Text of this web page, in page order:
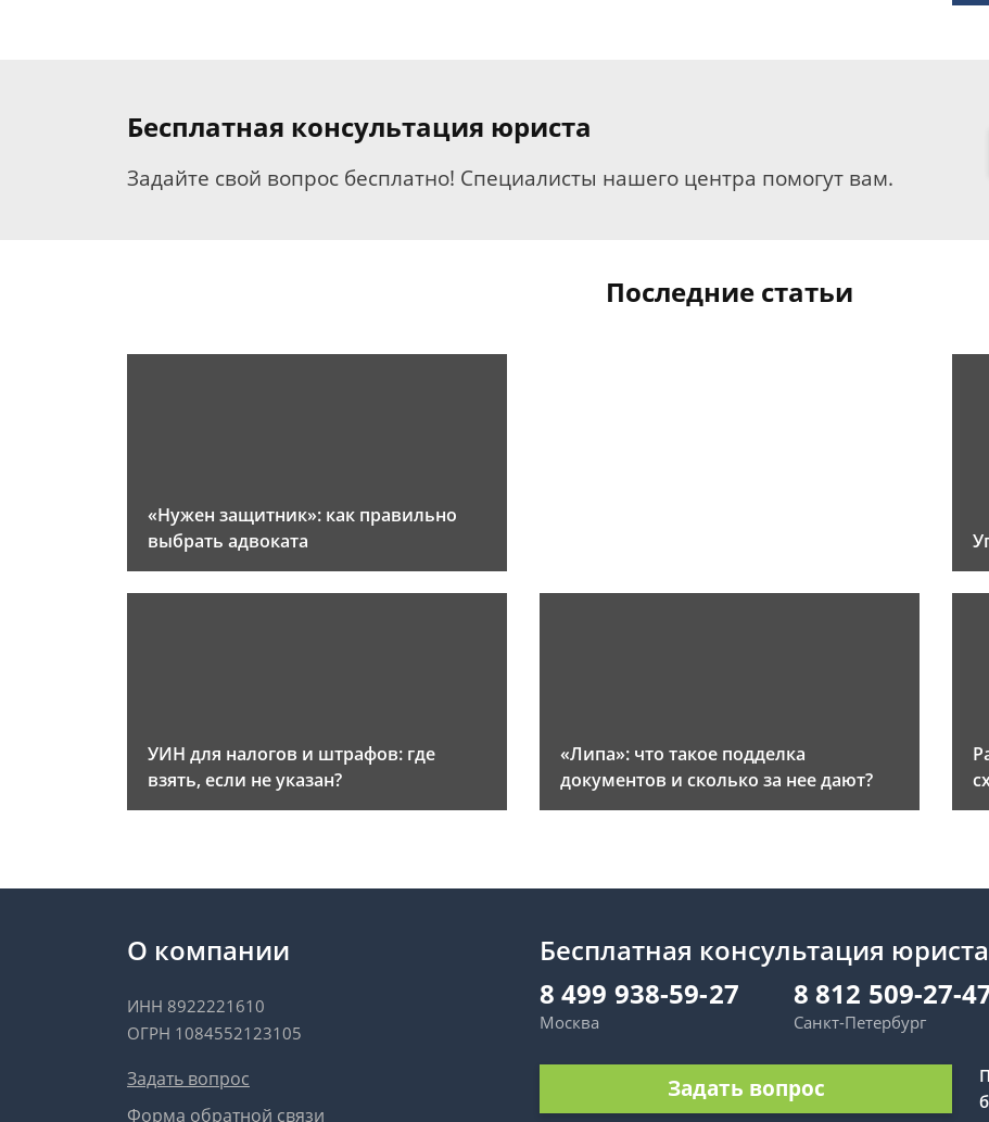
Бесплатная консультация юриста
Задайте свой вопрос бесплатно! Специалисты нашего центра помогут вам.
Последние статьи
«Нужен защитник»: как правильно
выбрать адвоката
УИН для налогов и штрафов: где
взять, если не указан?
«Липа»: что такое подделка
документов и сколько за нее дают?
О компании
ИНН 8922221610
ОГРН 1084552123105
Задать вопрос
Форма обратной связи
Бесплатная консультация юриста
8 499 938-59-27
Москва
8 812 509-27-
Санкт-Петербург
Задать вопрос